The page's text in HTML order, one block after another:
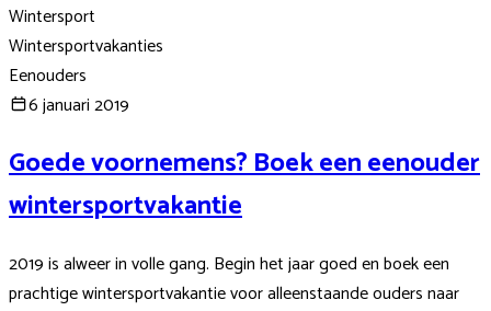
Wintersport
Wintersportvakanties
Eenouders
6 januari 2019
Goede voornemens? Boek een eenouder
wintersportvakantie
2019 is alweer in volle gang. Begin het jaar goed en boek een
prachtige wintersportvakantie voor alleenstaande ouders naar